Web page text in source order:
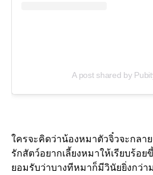
A post shared by
ใครจะคิดว่าน้องหมาตัวจิ๋วจะกลา
รักสัตว์อยากเลี้ยงหมาให้เรียบร้อ
ยอมรับว่าบางทีหมาก็มีวินัยยิ่งกว่า